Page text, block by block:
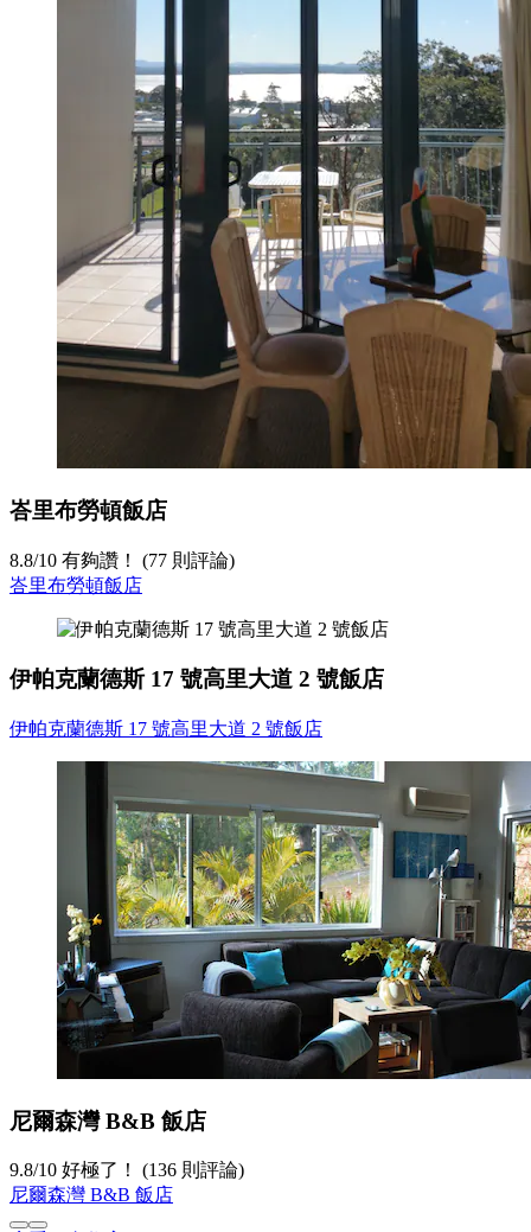
峇里布勞頓飯店
8.8/10 有夠讚！ (77 則評論)
峇里布勞頓飯店
伊帕克蘭德斯 17 號高里大道 2 號飯店
伊帕克蘭德斯 17 號高里大道 2 號飯店
尼爾森灣 B&B 飯店
9.8/10 好極了！ (136 則評論)
尼爾森灣 B&B 飯店